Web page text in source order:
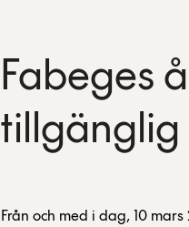
Fabeges
tillgänglig
Från och med i dag, 10